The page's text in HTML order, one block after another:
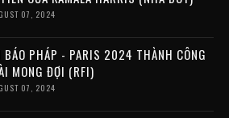
07, 2024
BÁO PHÁP - PARIS 2024 THÀNH CÔNG
MONG ĐỢI (RFI)
07, 2024